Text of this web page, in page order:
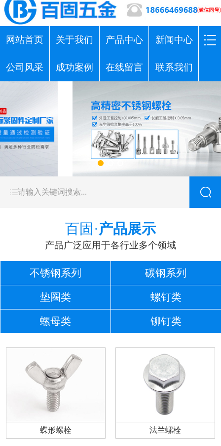
网站首页 关于我们 产品中心 新闻中心
公司风采 成功案例 在线留言 联系我们
百固·产品展示
产品广泛应用于各行业多个领域
不锈钢系列 碳钢系列
垫圈类 螺钉类
螺母类 铆钉类
蝶形螺栓 法兰螺栓